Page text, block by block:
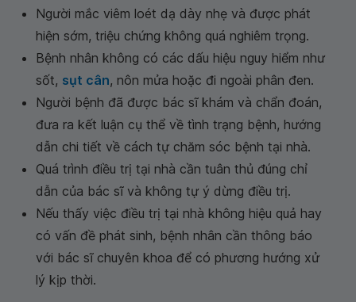
Người mắc viêm loét dạ dày nhẹ và được phát
hiện sớm, triệu chứng không quá nghiêm trọng.
Bệnh nhân không có các dấu hiệu nguy hiểm như
sốt, sụt cân, nôn mửa hoặc đi ngoài phân đen.
Người bệnh đã được bác sĩ khám và chẩn đoán,
đưa ra kết luận cụ thể về tình trạng bệnh, hướng
dẫn chi tiết về cách tự chăm sóc bệnh tại nhà.
Quá trình điều trị tại nhà cần tuân thủ đúng chỉ
dẫn của bác sĩ và không tự ý dừng điều trị.
Nếu thấy việc điều trị tại nhà không hiệu quả hay
có vấn đề phát sinh, bệnh nhân cần thông báo
với bác sĩ chuyên khoa để có phương hướng xử
lý kịp thời.